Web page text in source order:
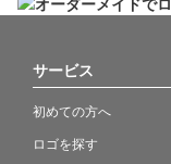
サービス
初めての方へ
ロゴを探す